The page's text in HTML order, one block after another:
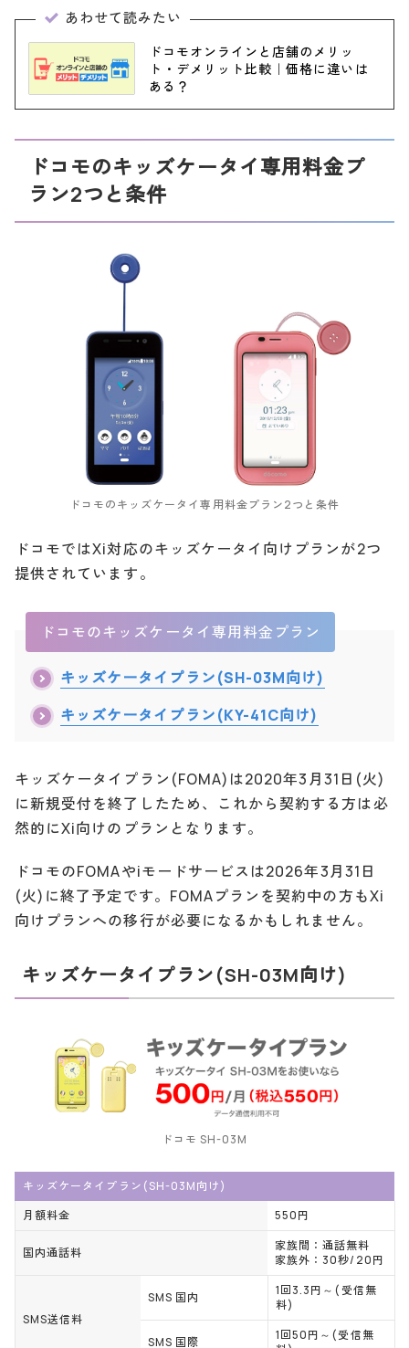
あわせて読みたい
ドコモオンラインと店舗のメリッ
ト・デメリット比較｜価格に違いは
ある？
ドコモのキッズケータイ専用料金プ
ラン2つと条件
ドコモのキッズケータイ専用料金プラン2つと条件
ドコモではXi対応のキッズケータイ向けプランが2つ
提供されています。
ドコモのキッズケータイ専用料金プラン
キッズケータイプラン(SH-03M向け)
キッズケータイプラン(KY-41C向け)
キッズケータイプラン(FOMA)は2020年3月31日(火)
に新規受付を終了したため、これから契約する方は必
然的にXi向けのプランとなります。
ドコモのFOMAやiモードサービスは2026年3月31日
(火)に終了予定です。FOMAプランを契約中の方もXi
向けプランへの移行が必要になるかもしれません。
キッズケータイプラン(SH-03M向け)
ドコモ SH-03M
キッズケータイプラン(SH-03M向け)
月額料金
550円
国内通話料
家族間：通話無料
家族外：30秒/20円
SMS送信料
SMS 国内
1回3.3円～(受信無
料)
SMS 国際
1回50円～(受信無